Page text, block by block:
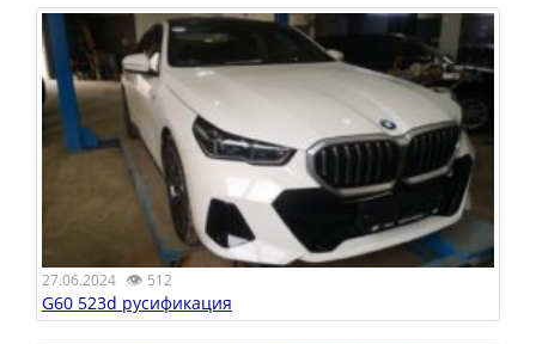
27.06.2024 👁 512
G60 523d русификация